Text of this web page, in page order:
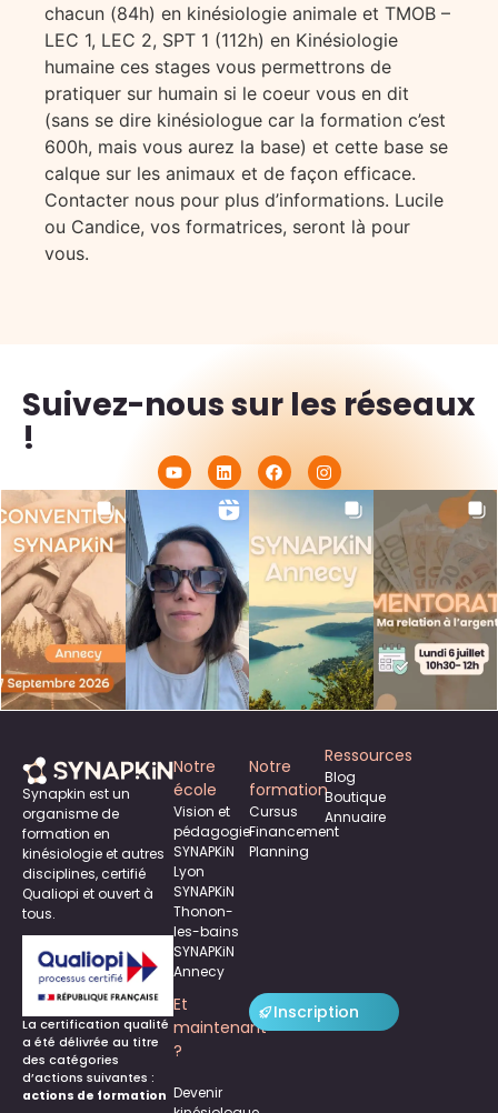
chacun (84h) en kinésiologie animale et TMOB –
LEC 1, LEC 2, SPT 1 (112h) en Kinésiologie
humaine ces stages vous permettrons de
pratiquer sur humain si le coeur vous en dit
(sans se dire kinésiologue car la formation c’est
600h, mais vous aurez la base) et cette base se
calque sur les animaux et de façon efficace.
Contacter nous pour plus d’informations. Lucile
ou Candice, vos formatrices, seront là pour
vous.
Suivez-nous sur les réseaux
!
Synapkin est un
organisme de
formation en
kinésiologie et autres
disciplines, certifié
Qualiopi et ouvert à
tous.
La certification qualité
a été délivrée au titre
des catégories
d’actions suivantes :
actions de formation
Notre
école
Vision et
pédagogie
SYNAPKiN
Lyon
SYNAPKiN
Thonon-
les-bains
SYNAPKiN
Annecy
Notre
formation
Cursus
Financement
Planning
Et
maintenant
?
Devenir
Inscription
Ressources
Blog
Boutique
Annuaire